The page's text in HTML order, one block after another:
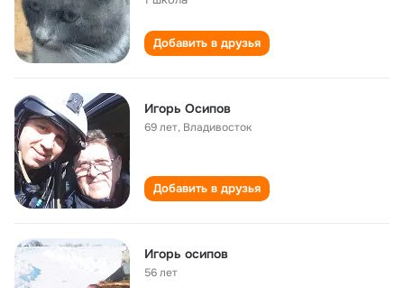
Добавить в друзья
Игорь Осипов
69 лет, Владивосток
Добавить в друзья
Игорь осипов
56 лет